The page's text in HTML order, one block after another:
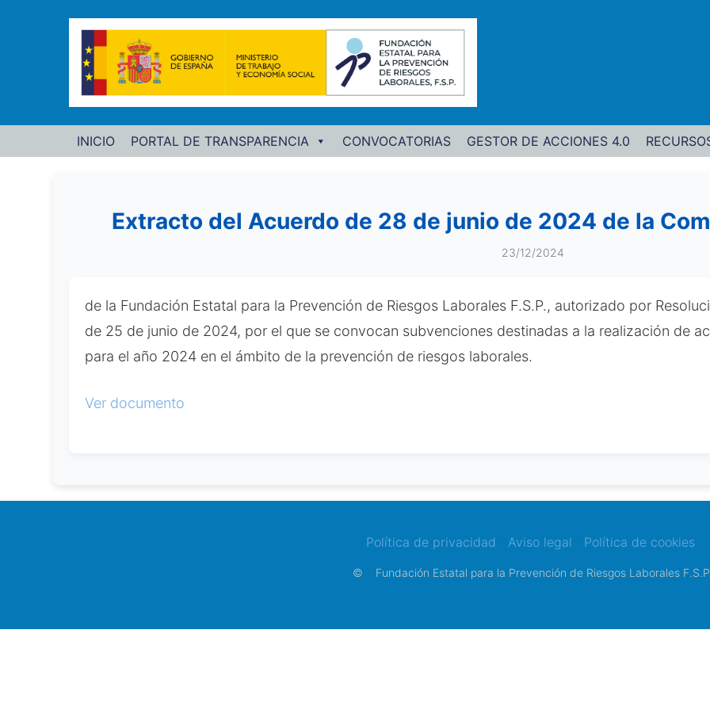
INICIO PORTAL DE TRANSPARENCIA CONVOCATORIAS GESTOR DE ACCIONES 4.0
Extracto del Acuerdo de 28 de junio de 2024 de la
23/12/2024
de la Fundación Estatal para la Prevención de Riesgos Laborales F.S.P., autorizado por
de 25 de junio de 2024, por el que se convocan subvenciones destinadas a la realización de
para el año 2024 en el ámbito de la prevención de riesgos laborales.
Ver documento
Política de privacidad Aviso legal Política de cookies
© Fundación Estatal para la Prevención de Riesgos Laborales